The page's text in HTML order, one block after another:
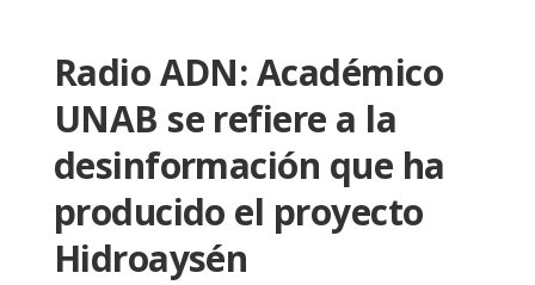
Radio ADN: Académico
UNAB se refiere a la
desinformación que ha
producido el proyecto
Hidroaysén